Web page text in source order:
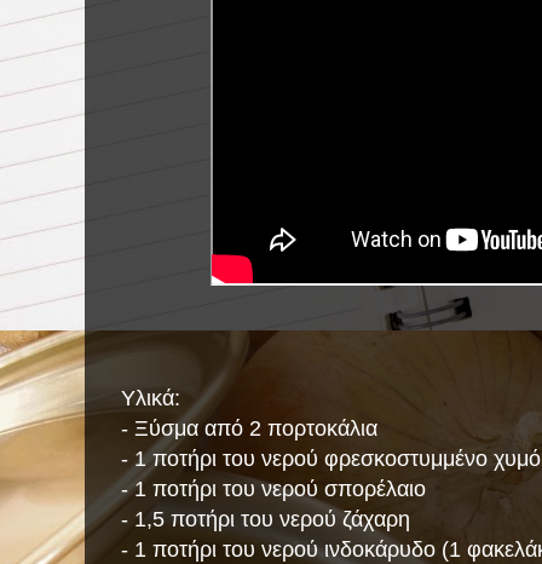
Υλικά:
- Ξύσμα από 2 πορτοκάλια
- 1 ποτήρι του νερού φρεσκοστυμμένο
- 1 ποτήρι του νερού σπορέλαιο
- 1,5 ποτήρι του νερού ζάχαρη
- 1 ποτήρι του νερού ινδοκάρυδο (1